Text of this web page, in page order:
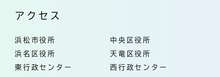
アクセス
浜松市役所
中央区役所
浜名区役所
天竜区役所
東行政センター
西行政センター